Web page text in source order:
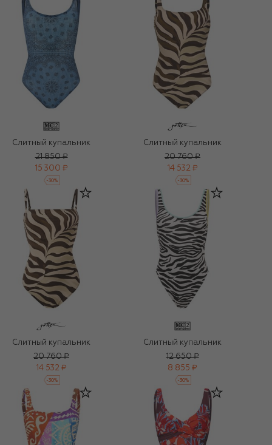
Слитный купальник
21 850 ₽
15 300 ₽
-30%
Слитный купальник
20 760 ₽
14 532 ₽
-30%
Слитный купальник
20 760 ₽
14 532 ₽
-30%
Слитный купальник
12 650 ₽
8 855 ₽
-30%